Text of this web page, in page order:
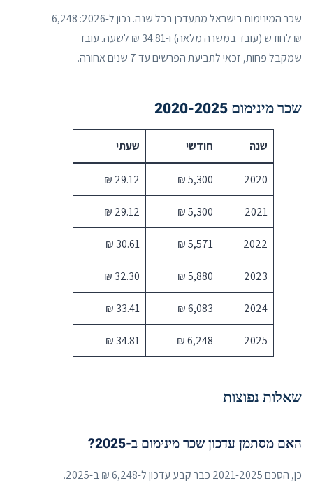
שכר המינימום בישראל מתעדכן בכל שנה. נכון ל-2026: 6,248
₪ לחודש (עובד במשרה מלאה) ו-34.81 ₪ לשעה. עובד
שמקבל פחות, זכאי לתביעת הפרשים עד 7 שנים אחורה.
שכר מינימום 2020-2025
שנה חודשי שעתי
2020
5,300 ₪
29.12 ₪
2021
5,300 ₪
29.12 ₪
2022
5,571 ₪
30.61 ₪
2023
5,880 ₪
32.30 ₪
2024
6,083 ₪
33.41 ₪
2025
6,248 ₪
34.81 ₪
שאלות נפוצות
האם מסתמן עדכון שכר מינימום ב-2025?
כן, הסכם 2021-2025 כבר קבע עדכון ל-6,248 ₪ ב-2025.